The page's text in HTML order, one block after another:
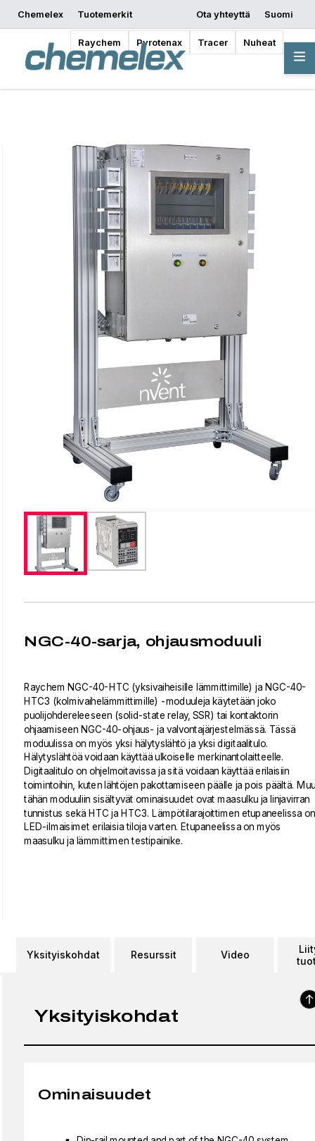
Chemelex Tuotemerkit
Raychem Pyrotenax Tracer Nuheat
Ota yhteyttä
Suomi
Pyydä tarjous
Mistä ostaa Aloita suunnittelu
Yleiskatsaus
NGC-40-sarja, ohjausmoduuli
Raychem NGC-40-HTC (yksivaiheisille lämmittimille) ja NGC-40-
HTC3 (kolmivaihelämmittimille) -moduuleja käytetään joko
puolijohdereleeseen (solid-state relay, SSR) tai kontaktorin
ohjaamiseen NGC-40-ohjaus- ja valvontajärjestelmässä. Tässä
moduulissa on myös yksi hälytyslähtö ja yksi digitaalitulo.
Hälytyslähtöä voidaan käyttää ulkoiselle merkinantolaitteelle.
Digitaalitulo on ohjelmoitavissa ja sitä voidaan käyttää erilaisiin
toimintoihin, kuten lähtöjen pakottamiseen päälle ja pois päältä.
tähän moduuliin sisältyvät ominaisuudet ovat maasulku ja linjavirran
tunnistus sekä HTC ja HTC3. Lämpötilarajoittimen etupaneelissa on
LED-ilmaisimet erilaisia tiloja varten. Etupaneelissa on myös
maasulku ja lämmittimen testipainike.
Yksityiskohdat Resurssit Video
Yksityiskohdat
Ominaisuudet